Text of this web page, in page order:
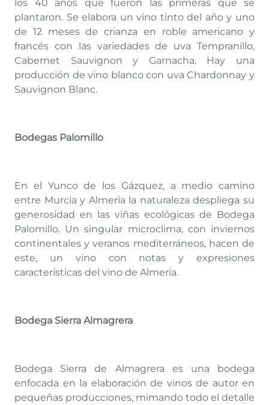
los 40 años que fueron las primeras que se
plantaron. Se elabora un vino tinto del año y uno
de 12 meses de crianza en roble americano y
francés con las variedades de uva Tempranillo,
Cabernet Sauvignon y Garnacha. Hay una
producción de vino blanco con uva Chardonnay y
Sauvignon Blanc.
Bodegas Palomillo
En el Yunco de los Gázquez, a medio camino
entre Murcia y Almería la naturaleza despliega su
generosidad en las viñas ecológicas de Bodega
Palomillo. Un singular microclima, con inviernos
continentales y veranos mediterráneos, hacen de
este, un vino con notas y expresiones
características del vino de Almería.
Bodega Sierra Almagrera
Bodega Sierra de Almagrera es una bodega
enfocada en la elaboración de vinos de autor en
pequeñas producciones, mimando todo el detalle